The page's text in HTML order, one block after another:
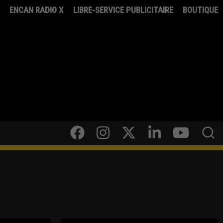
ENCAN RADIO X LIBRE-SERVICE PUBLICITAIRE BOUTIQUE